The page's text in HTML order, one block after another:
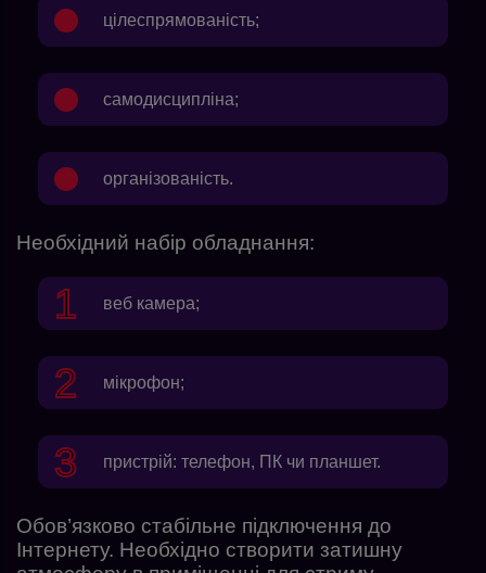
цілеспрямованість;
самодисципліна;
організованість.
Необхідний набір обладнання:
веб камера;
мікрофон;
пристрій: телефон, ПК чи планшет.
Обов’язково стабільне підключення до
Інтернету. Необхідно створити затишну